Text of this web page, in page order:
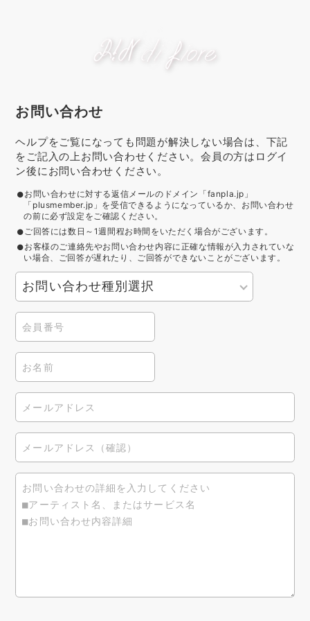
お問い合わせ
ヘルプをご覧になっても問題が解決しない場合は、下記
をご記入の上お問い合わせください。会員の方はログイ
ン後にお問い合わせください。
お問い合わせに対する返信メールのドメイン「fanpla.jp」
「plusmember.jp」を受信できるようになっているか、お問い合わせ
の前に必ず設定をご確認ください。
ご回答には数日～1週間程お時間をいただく場合がございます。
お客様のご連絡先やお問い合わせ内容に正確な情報が入力されていな
い場合、ご回答が遅れたり、ご回答ができないことがございます。